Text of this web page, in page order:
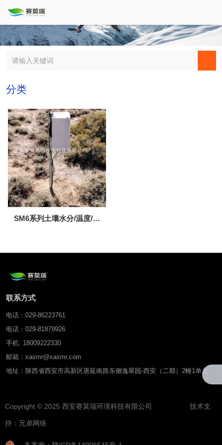
分类
SM6系列土壤水分/温度/电
联系方式
电话：029-86223761
电话：029-81879926
手机: 18009222330
邮箱：xasmr@xasmr.com
地址：陕西省西安市高新区唐延南路东侧逸翠园-西安（二期）2幢1单元
Copyright © 2025 西安赛莫瑞环境科技有限公司 技术支
持： 兄弟网络